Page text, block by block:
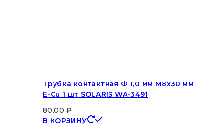
Трубка контактная Ф 1,0 мм M8х30 мм
E-Cu 1 шт SOLARIS WA-3491
80.00₽
В КОРЗИНУ